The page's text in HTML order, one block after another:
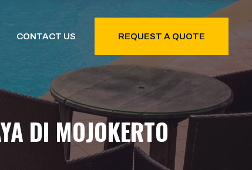
CONTACT US REQUEST A QUOTE
DI MOJOKERTO